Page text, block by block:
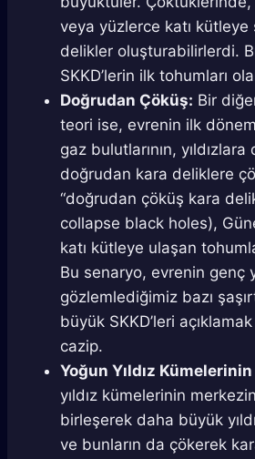
veya yüzlerce katı kütleye
delikler oluşturabilirlerdi.
SKKD’lerin ilk tohumları
Doğrudan Çöküş: Bir
teori ise, evrenin ilk
gaz bulutlarının,
doğrudan kara deliklere
“doğrudan çöküş kara
collapse black holes),
katı kütleye ulaşan
Bu senaryo, evrenin genç
gözlemlediğimiz bazı
büyük SKKD’leri
cazip.
Yoğun Yıldız
yıldız kümelerinin
birleşerek daha büyük
ve bunların da çökerek